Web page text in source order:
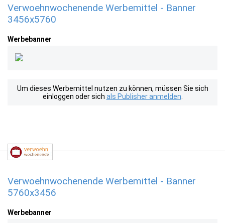
Verwoehnwochenende Werbemittel - Banner
3456x5760
Werbebanner
Um dieses Werbemittel nutzen zu können, müssen Sie sich
einloggen oder sich als Publisher anmelden
Verwoehnwochenende Werbemittel - Banner
5760x3456
Werbebanner